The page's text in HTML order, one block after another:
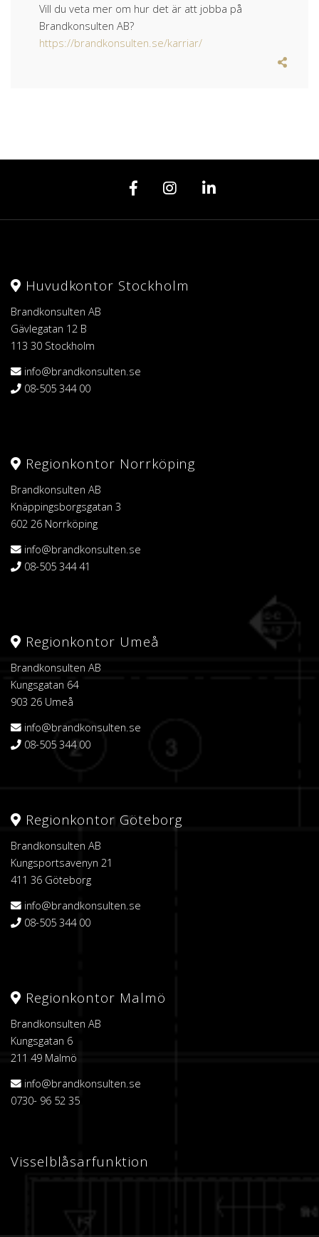
Vill du veta mer om hur det är att jobba på
Brandkonsulten AB?
https://brandkonsulten.se/karriar/
Huvudkontor Stockholm
Brandkonsulten AB
Gävlegatan 12 B
113 30 Stockholm
info@brandkonsulten.se
08-505 344 00
Regionkontor Norrköping
Brandkonsulten AB
Knäppingsborgsgatan 3
602 26 Norrköping
info@brandkonsulten.se
08-505 344 41
Regionkontor Umeå
Brandkonsulten AB
Kungsgatan 64
903 26 Umeå
info@brandkonsulten.se
08-505 344 00
Regionkontor Göteborg
Brandkonsulten AB
Kungsportsavenyn 21
411 36 Göteborg
info@brandkonsulten.se
08-505 344 00
Regionkontor Malmö
Brandkonsulten AB
Kungsgatan 6
211 49 Malmö
info@brandkonsulten.se
0730- 96 52 35
Visselblåsarfunktion